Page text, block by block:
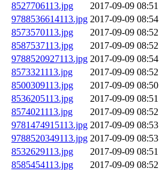
8527706113.jpg
2017-09-09 08:51
9788536614113.jpg 2017-09-09 08:54
8573570113.jpg
2017-09-09 08:52
8587537113.jpg
2017-09-09 08:52
9788520927113.jpg 2017-09-09 08:54
8573321113.jpg
2017-09-09 08:52
8500309113.jpg
2017-09-09 08:50
8536205113.jpg
2017-09-09 08:51
8574021113.jpg
2017-09-09 08:52
9781474915113.jpg 2017-09-09 08:53
9788520349113.jpg 2017-09-09 08:53
8532629113.jpg
2017-09-09 08:51
8585454113.jpg
2017-09-09 08:52